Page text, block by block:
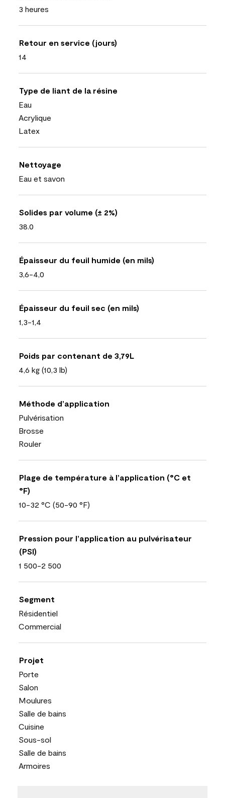
3 heures
Retour en service (jours)
14
Type de liant de la résine
Eau
Acrylique
Latex
Nettoyage
Eau et savon
Solides par volume (± 2%)
38.0
Épaisseur du feuil humide (en mils)
3,6-4,0
Épaisseur du feuil sec (en mils)
1,3-1,4
Poids par contenant de 3,79L
4,6 kg (10,3 lb)
Méthode d’application
Pulvérisation
Brosse
Rouler
Plage de température à l’application (°C et
°F)
10-32 °C (50-90 °F)
Pression pour l’application au pulvérisateur
(PSI)
1 500-2 500
Segment
Résidentiel
Commercial
Projet
Porte
Salon
Moulures
Salle de bains
Cuisine
Sous-sol
Salle de bains
Armoires